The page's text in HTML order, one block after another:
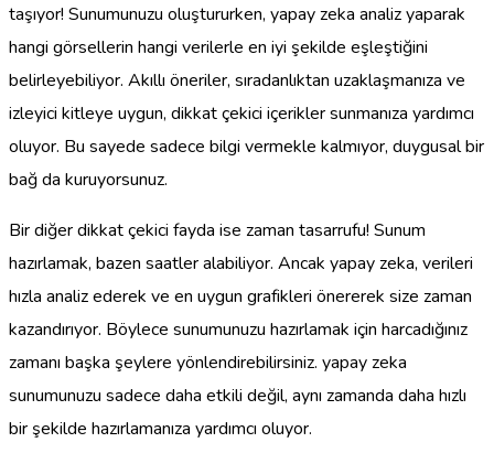
taşıyor! Sunumunuzu oluştururken, yapay zeka analiz yaparak
hangi görsellerin hangi verilerle en iyi şekilde eşleştiğini
belirleyebiliyor. Akıllı öneriler, sıradanlıktan uzaklaşmanıza ve
izleyici kitleye uygun, dikkat çekici içerikler sunmanıza yardımcı
oluyor. Bu sayede sadece bilgi vermekle kalmıyor, duygusal bir
bağ da kuruyorsunuz.
Bir diğer dikkat çekici fayda ise zaman tasarrufu! Sunum
hazırlamak, bazen saatler alabiliyor. Ancak yapay zeka, verileri
hızla analiz ederek ve en uygun grafikleri önererek size zaman
kazandırıyor. Böylece sunumunuzu hazırlamak için harcadığınız
zamanı başka şeylere yönlendirebilirsiniz. yapay zeka
sunumunuzu sadece daha etkili değil, aynı zamanda daha hızlı
bir şekilde hazırlamanıza yardımcı oluyor.